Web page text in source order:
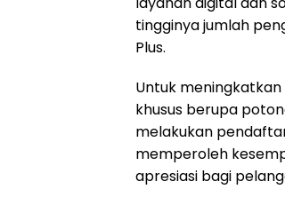
tingginya jumlah
Plus.
Untuk
khusus berupa
melakukan
memperoleh
apresiasi bagi